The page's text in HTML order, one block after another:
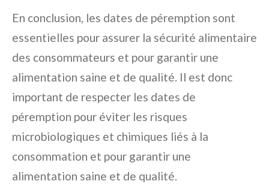
En conclusion, les dates de péremption sont
essentielles pour assurer la sécurité alimentaire
des consommateurs et pour garantir une
alimentation saine et de qualité. Il est donc
important de respecter les dates de
péremption pour éviter les risques
microbiologiques et chimiques liés à la
consommation et pour garantir une
alimentation saine et de qualité.